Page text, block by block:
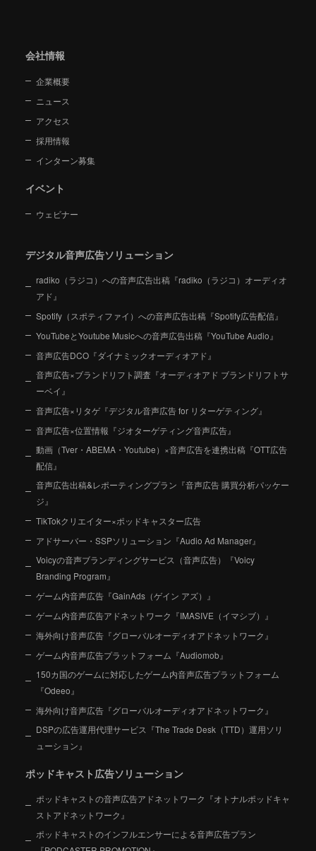
会社情報
企業概要
ニュース
アクセス
採用情報
インターン募集
イベント
ウェビナー
デジタル音声広告ソリューション
radiko（ラジコ）への音声広告出稿『radiko（ラジコ）オーディオ
アド』
Spotify（スポティファイ）への音声広告出稿『Spotify広告配信』
YouTubeとYoutube Musicへの音声広告出稿『YouTube Audio』
音声広告DCO『ダイナミックオーディオアド』
音声広告×ブランドリフト調査『オーディオアド ブランドリフトサ
ーベイ』
音声広告×リタゲ『デジタル音声広告 for リターゲティング』
音声広告×位置情報『ジオターゲティング音声広告』
動画（Tver・ABEMA・Youtube）×音声広告を連携出稿『OTT広告
配信』
音声広告出稿&レポーティングプラン『音声広告 購買分析パッケー
ジ』
TikTokクリエイター×ポッドキャスター広告
アドサーバー・SSPソリューション『Audio Ad Manager』
Voicyの音声ブランディングサービス（音声広告）『Voicy
Branding Program』
ゲーム内音声広告『GainAds（ゲイン アズ）』
ゲーム内音声広告アドネットワーク『IMASIVE（イマシブ）』
海外向け音声広告『グローバルオーディオアドネットワーク』
ゲーム内音声広告プラットフォーム『Audiomob』
150カ国のゲームに対応したゲーム内音声広告プラットフォーム
『Odeeo』
海外向け音声広告『グローバルオーディオアドネットワーク』
DSPの広告運用代理サービス『The Trade Desk（TTD）運用ソリ
ューション』
ポッドキャスト広告ソリューション
ポッドキャストの音声広告アドネットワーク『オトナルポッドキャ
ストアドネットワーク』
ポッドキャストのインフルエンサーによる音声広告プラン